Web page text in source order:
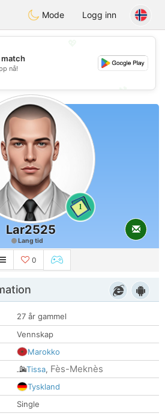
Maroc Dating
Mode Logg inn
💕
💕
match
nå!
1
Lar2525
Lang tid
0
27 år gammel
Vennskap
Marokko
Tissa, Fès-Meknès
Tyskland
Single